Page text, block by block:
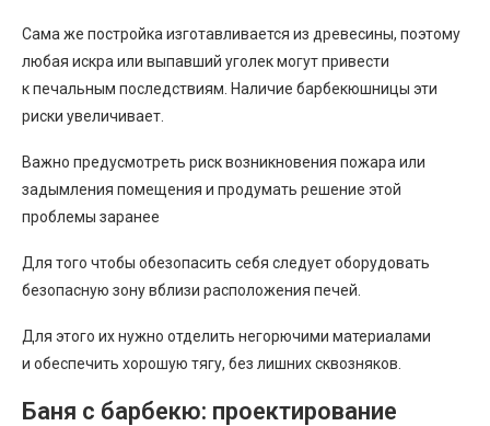
Сама же постройка изготавливается из древесины, поэтому
любая искра или выпавший уголек могут привести
к печальным последствиям. Наличие барбекюшницы эти
риски увеличивает.
Важно предусмотреть риск возникновения пожара или
задымления помещения и продумать решение этой
проблемы заранее
Для того чтобы обезопасить себя следует оборудовать
безопасную зону вблизи расположения печей.
Для этого их нужно отделить негорючими материалами
и обеспечить хорошую тягу, без лишних сквозняков.
Баня с барбекю: проектирование